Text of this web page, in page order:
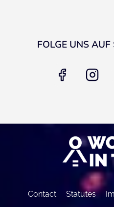
FOLGE UNS
facebook
Contact Statutes